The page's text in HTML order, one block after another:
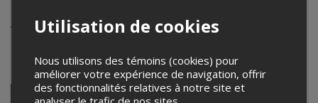
Aréna Patrick-Poulin
220 Av. du Chamoine-Côté ,Québec , QC,Canada
Partagez cet événement
Twitter
Utilisation de cookies
Nous utilisons des témoins (cookies) pour
améliorer votre expérience de navigation, offrir
des fonctionnalités relatives à notre site et